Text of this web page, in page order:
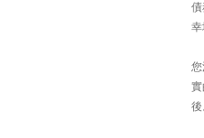
幸
後